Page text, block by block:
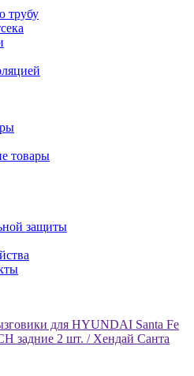
трубу
товары
защиты
для HYUNDAI Santa Fe
задние 2 шт. / Хендай Санта